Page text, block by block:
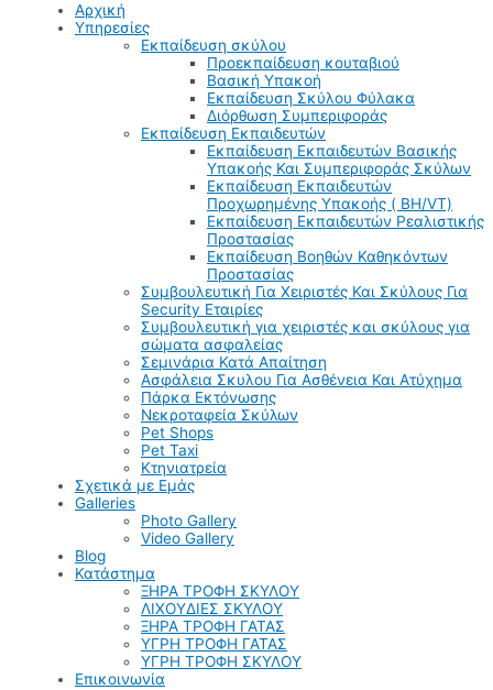
Αρχική
Υπηρεσίες
Εκπαίδευση σκύλου
Προεκπαίδευση κουταβιού
Βασική Υπακοή
Εκπαίδευση Σκύλου Φύλακα
Διόρθωση Συμπεριφοράς
Εκπαίδευση Εκπαιδευτών
Εκπαίδευση Εκπαιδευτών Βασικής
Υπακοής Και Συμπεριφοράς Σκύλων
Εκπαίδευση Εκπαιδευτών
Προχωρημένης Υπακοής ( BH/VT)
Εκπαίδευση Εκπαιδευτών Ρεαλιστικής
Προστασίας
Εκπαίδευση Βοηθών Καθηκόντων
Προστασίας
Συμβουλευτική Για Χειριστές Και Σκύλους Για
Security Εταιρίες
Συμβουλευτική για χειριστές και σκύλους για
σώματα ασφαλείας
Σεμινάρια Κατά Απαίτηση
Ασφάλεια Σκυλου Για Ασθένεια Και Ατύχημα
Πάρκα Εκτόνωσης
Νεκροταφεία Σκύλων
Pet Shops
Pet Taxi
Κτηνιατρεία
Σχετικά με Εμάς
Galleries
Photo Gallery
Video Gallery
Blog
Κατάστημα
ΞΗΡΑ ΤΡΟΦΗ ΣΚΥΛΟΥ
ΛΙΧΟΥΔΙΕΣ ΣΚΥΛΟΥ
ΞΗΡΑ ΤΡΟΦΗ ΓΑΤΑΣ
ΥΓΡΗ ΤΡΟΦΗ ΓΑΤΑΣ
ΥΓΡΗ ΤΡΟΦΗ ΣΚΥΛΟΥ
Επικοινωνία